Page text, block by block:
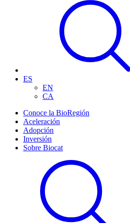
ES
EN
CA
Conoce la BioRegión
Aceleración
Adopción
Inversión
Sobre Biocat